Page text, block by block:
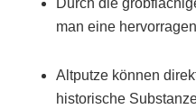
Durch die
man eine
Altputze können
historische